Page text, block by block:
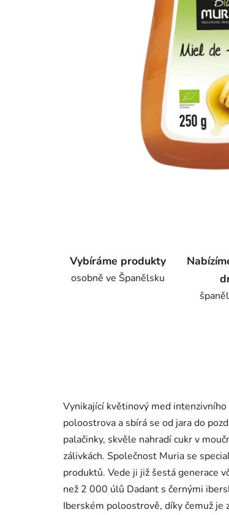
Vybíráme produkty
osobně ve Španělsku
Vynikající květinový med
poloostrova a sbírá se od jara do
palačinky, skvěle nahradí cukr v
zálivkách. Společnost Muria se
produktů. Vede ji již šestá generace
než 2 000 úlů Dadant s černými
Iberském poloostrově, díky čemuž je